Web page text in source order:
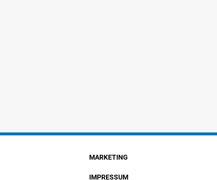
MARKETING
IMPRESSUM